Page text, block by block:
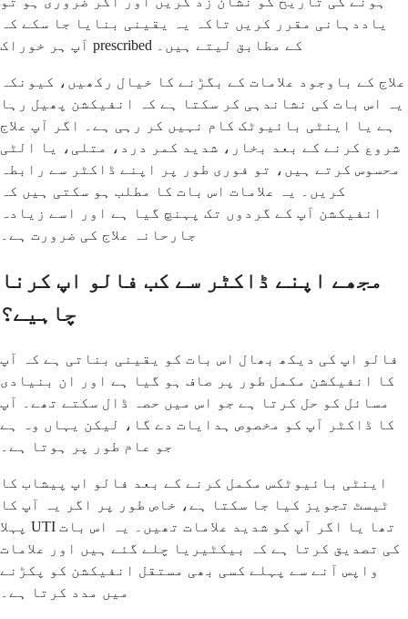
یاددہانی مقرر کریں تاکہ یہ یقینی بنایا جا سکے کہ
آپ ہر خوراک prescribed کے مطابق لیتے ہیں۔
علاج کے باوجود علامات کے بگڑنے کا خیال رکھیں، کیونکہ
یہ اس بات کی نشاندہی کر سکتا ہے کہ انفیکشن پھیل رہا
ہے یا اینٹی بائیوٹک کام نہیں کر رہی ہے۔ اگر آپ علاج
شروع کرنے کے بعد بخار، شدید کمر درد، متلی، یا الٹی
محسوس کرتے ہیں، تو فوری طور پر اپنے ڈاکٹر سے رابطہ
کریں۔ یہ علامات اس بات کا مطلب ہو سکتی ہیں کہ
انفیکشن آپ کے گردوں تک پہنچ گیا ہے اور اسے زیادہ
جارحانہ علاج کی ضرورت ہے۔
مجھے اپنے ڈاکٹر سے کب فالو اپ کرنا
چاہیے؟
فالو اپ کی دیکھ بھال اس بات کو یقینی بناتی ہے کہ آپ
کا انفیکشن مکمل طور پر صاف ہو گیا ہے اور ان بنیادی
مسائل کو حل کرتا ہے جو اس میں حصہ ڈال سکتے تھے۔ آپ
کا ڈاکٹر آپ کو مخصوص ہدایات دے گا، لیکن یہاں وہ ہے
جو عام طور پر ہوتا ہے۔
اینٹی بائیوٹکس مکمل کرنے کے بعد فالو اپ پیشاب کا
ٹیسٹ تجویز کیا جا سکتا ہے، خاص طور پر اگر یہ آپ کا
پہلا UTI تھا یا اگر آپ کو شدید علامات تھیں۔ یہ اس بات
کی تصدیق کرتا ہے کہ بیکٹیریا چلے گئے ہیں اور علامات
واپس آنے سے پہلے کسی بھی مستقل انفیکشن کو پکڑنے
میں مدد کرتا ہے۔